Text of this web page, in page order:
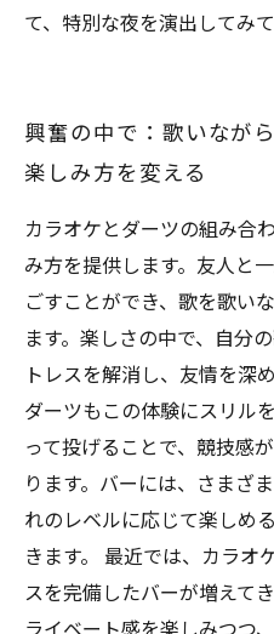
て、特別な夜を演出してみ
興奮の中で：歌いなが
楽しみ方を変える
カラオケとダーツの組み合
み方を提供します。友人と
ごすことができ、歌を歌い
ます。楽しさの中で、自分
トレスを解消し、友情を深
ダーツもこの体験にスリル
って投げることで、競技感
ります。バーには、さまざ
れのレベルに応じて楽しめ
きます。 最近では、カラオ
スを完備したバーが増えて